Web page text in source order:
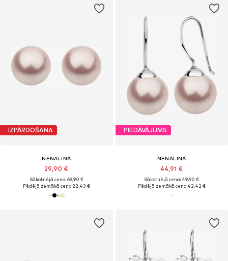
IZPĀRDOŠANA
NENALINA
29,90 €
Sākotnējā cena: 69,90 €
Pēdējā zemākā cena:22,43 €
PIEDĀVĀJUMS
NENALINA
44,91 €
Sākotnējā cena: 49,90 €
Pēdējā zemākā cena:42,42 €